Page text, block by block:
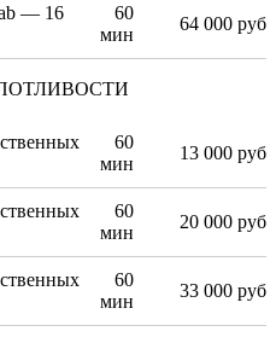
— 16
60
мин
64 000 руб
60
мин
13 000 руб
60
мин
20 000 руб
60
мин
33 000 руб